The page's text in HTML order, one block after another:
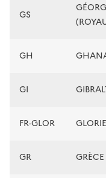
GS
GH
GI
FR-GLOR
GR